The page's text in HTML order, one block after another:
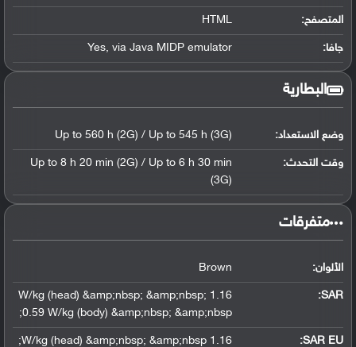
المتصفح: HTML
جافا: Yes, via Java MIDP emulator
البطارية
وضع الاستعداد: Up to 560 h (2G) / Up to 545 h (3G)
وقت التحدث:
Up to 8 h 20 min (2G) / Up to 6 h 30 min
(3G)
‏متفرقات‏
الألوان: Brown
SAR
:
1.16 W/kg (head) &amp;nbsp; &amp;nbsp;
0.59 W/kg (body) &amp;nbsp; &amp;nbsp;
SAR EU:
1.16 W/kg (head) &amp;nbsp; &amp;nbsp;